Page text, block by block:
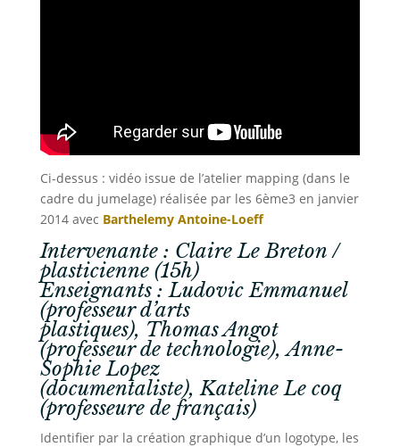
Ci-dessus : vidéo issue de l’atelier mapping (dans le
cadre du jumelage) réalisée par les 6ème3 en janvier
2014 avec Barthelemy Antoine-Loeff
Intervenante : Claire Le Breton/
plasticienne (15h)
Enseignants : Ludovic Emmanuel
(professeur d’arts
plastiques), Thomas Angot
(professeur de technologie), Anne-
Sophie Lopez
(documentaliste), Kateline Le coq
(professeure de français)
Identifier par la création graphique d’un logotype, les